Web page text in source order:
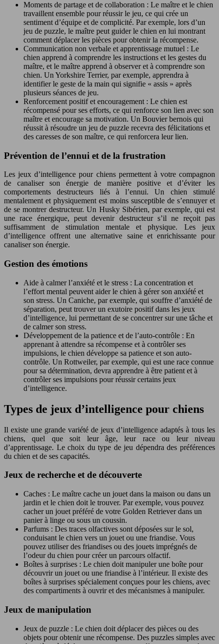
Moments de partage et de collaboration : Le maître et le chien
travaillent ensemble pour réussir le jeu, ce qui crée un
sentiment d’équipe et de complicité. Par exemple, lors d’un
jeu de puzzle, le maître peut guider le chien en lui montrant
comment déplacer les pièces pour obtenir la récompense.
Communication non verbale et apprentissage mutuel : Le
chien apprend à comprendre les instructions et les gestes du
maître, et le maître apprend à observer et à comprendre son
chien. Un Yorkshire Terrier, par exemple, apprendra à
identifier le geste de la main qui signifie « assis » après
plusieurs séances de jeu.
Renforcement positif et encouragement : Le chien est
récompensé pour ses efforts, ce qui renforce son lien avec son
maître et encourage sa motivation. Un Bouvier bernois qui
réussit à résoudre un jeu de puzzle recevra des félicitations et
des caresses de son maître, ce qui renforcera leur lien.
Prévention de l’ennui et de la frustration
Les jeux d’intelligence pour chiens permettent à votre compagnon
de canaliser son énergie de manière positive et d’éviter les
comportements destructeurs liés à l’ennui. Un chien stimulé
mentalement et physiquement est moins susceptible de s’ennuyer et
de se montrer destructeur. Un Husky Sibérien, par exemple, qui est
une race énergique, peut devenir destructeur s’il ne reçoit pas
suffisamment de stimulation mentale et physique. Les jeux
d’intelligence offrent une alternative saine et enrichissante pour
canaliser son énergie.
Gestion des émotions
Aide à calmer l’anxiété et le stress : La concentration et
l’effort mental peuvent aider le chien à gérer son anxiété et
son stress. Un Caniche, par exemple, qui souffre d’anxiété de
séparation, peut trouver un exutoire positif dans les jeux
d’intelligence, lui permettant de se concentrer sur une tâche et
de calmer son stress.
Développement de la patience et de l’auto-contrôle : En
apprenant à attendre sa récompense et à contrôler ses
impulsions, le chien développe sa patience et son auto-
contrôle. Un Rottweiler, par exemple, qui est une race connue
pour sa détermination, devra apprendre à être patient et à
contrôler ses impulsions pour réussir certains jeux
d’intelligence.
Types de jeux d’intelligence pour chiens
Il existe une grande variété de jeux d’intelligence adaptés à tous les
chiens, quel que soit leur âge, leur race ou leur niveau
d’apprentissage. Le choix du type de jeu dépendra des préférences
du chien et de ses capacités.
Jeux de recherche et de découverte
Caches : Le maître cache un jouet dans la maison ou dans un
jardin et le chien doit le trouver. Par exemple, vous pouvez
cacher un jouet préféré de votre Golden Retriever dans un
panier à linge ou sous un coussin.
Parfums : Des traces olfactives sont déposées sur le sol,
conduisant le chien vers un jouet ou une friandise. Vous
pouvez utiliser des friandises ou des jouets imprégnés de
l’odeur du chien pour créer un parcours olfactif.
Boîtes à surprises : Le chien doit manipuler une boîte pour
découvrir un jouet ou une friandise à l’intérieur. Il existe des
boîtes à surprises spécialement conçues pour les chiens, avec
des compartiments à ouvrir et des mécanismes à manipuler.
Jeux de manipulation
Jeux de puzzle : Le chien doit déplacer des pièces ou des
objets pour obtenir une récompense. Des puzzles simples avec